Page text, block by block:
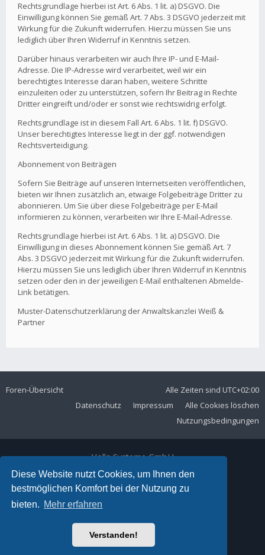
Diese Website nutzt Cookies, um Ihnen den
bestmöglichen Komfort bei der Nutzung zu
bieten. Mehr erfahren
Verstanden!
Rechtsgrundlage hierbei ist Art. 6 Abs. 1 lit. a) DSGVO. Die
Einwilligung können Sie gemäß Art. 7 Abs. 3 DSGVO jederzeit mit
Wirkung für die Zukunft widerrufen. Hierzu müssen Sie uns
lediglich über Ihren Widerruf in Kenntnis setzen.
Darüber hinaus verarbeiten wir auch Ihre IP- und E-Mail-
Adresse. Die IP-Adresse wird verarbeitet, weil wir ein
berechtigtes Interesse daran haben, weitere Schritte
einzuleiten oder zu unterstützen, sofern Ihr Beitrag in Rechte
Dritter eingreift und/oder er sonst wie rechtswidrig erfolgt.
Rechtsgrundlage ist in diesem Fall Art. 6 Abs. 1 lit. f) DSGVO.
Unser berechtigtes Interesse liegt in der ggf. notwendigen
Rechtsverteidigung.
Abonnement von Beiträgen
Sofern Sie Beiträge auf unseren Internetseiten veröffentlichen,
bieten wir Ihnen zusätzlich an, etwaige Folgebeiträge Dritter zu
abonnieren. Um Sie über diese Folgebeiträge per E-Mail
informieren zu können, verarbeiten wir Ihre E-Mail-Adresse.
Rechtsgrundlage hierbei ist Art. 6 Abs. 1 lit. a) DSGVO. Die
Einwilligung in dieses Abonnement können Sie gemäß Art. 7
Abs. 3 DSGVO jederzeit mit Wirkung für die Zukunft widerrufen.
Hierzu müssen Sie uns lediglich über Ihren Widerruf in Kenntnis
setzen oder den in der jeweiligen E-Mail enthaltenen Abmelde-
Link betätigen.
Muster-Datenschutzerklärung der Anwaltskanzlei Weiß &
Partner
Foren-Übersicht Alle Zeiten sind UTC+02:00
Alle Cookies löschen
Impressum
Datenschutz
Nutzungsbedingungen
Volla Systeme GmbH
Kölner Straße 102
42897 Remscheid
Telefon:+49 2191 59897 61
E-Mail:
Ariki Theme by